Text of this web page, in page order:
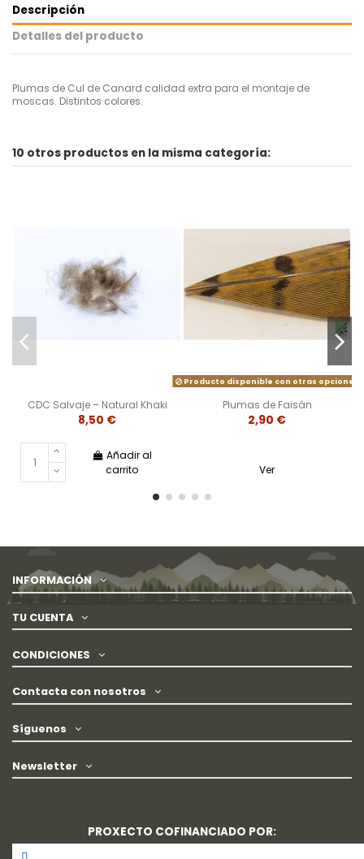
Descripción
Detalles del producto
Plumas de Cul de Canard calidad extra para el montaje de
moscas. Distintos colores.
10 otros productos en la misma categoría:
CDC Salvaje – Natural Khaki
8,50 €
Añadir al
carrito
Producto disponible con otras opciones
Plumas de Faisán
2,90 €
Ver
INFORMACIÓN
TU CUENTA
CONDICIONES
Contacta con nosotros
Síguenos
Newsletter
PROXECTO COFINANCIADO POR: